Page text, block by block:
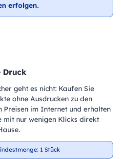
erfolgen.
Druck
geht es nicht: Kaufen Sie
ohne Ausdrucken zu den
Preisen im Internet und erhalten
mit nur wenigen Klicks direkt
1 Stück